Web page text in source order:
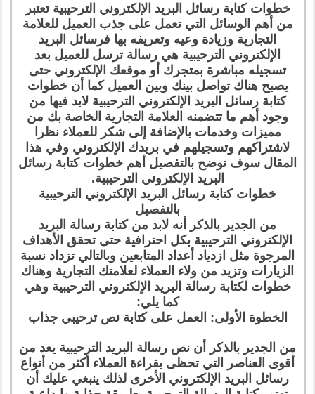
خطوات كتابة رسائل البريد الإلكتروني الترحيبية تعتبر
من أهم الوسائل التي تعمل على جذب العميل للعلامة
التجارية وزيادة وعيه وتعريفه بها فرسائل البريد
الإلكتروني الترحيبية هي رسالة ترسل للعميل بعد
تسجيله مباشرة بمتجرك أو موقعك الإلكتروني حتى
يصبح هناك تواصل بينك وبين العميل كما أن خطوات
كتابة رسائل البريد الإلكتروني الترحيبية لابد فيها من
وجود أهم ما تتضمنه العلامة التجارية الخاصة بك من
مميزات وخدمات بالإضافة إلى شكر للعملاء نظرا
لاشتراكهم وتسجيلهم في بريدك الإلكتروني وفي هذا
المقال سوف نوضح بالتفصيل أهم خطوات كتابة رسائل
البريد الإلكتروني الترحيبية.
خطوات كتابة رسائل البريد الإلكتروني الترحيبية
بالتفصيل
من الجدير بالذكر أنه لابد من كتابة رسالة البريد
الإلكتروني الترحيبية بكل احترافية حتى تحقق الأهداف
المرجوة مثل ازدياد أعداد المتابعين وبالتالي تزداد نسبة
الزيارات وتزيد من ولاء العملاء لعلامتك التجارية وهناك
خطوات لكتابة رسالة البريد الإلكتروني الترحيبية وهي
كما يلي:
الخطوة الأولى: العمل على كتابة نص ترحيبي جذاب
من الجدير بالذكر أن نص رسالة البريد الترحيبية يعد من
أقوى العناصر التي تحظى بقراءة العملاء أكثر من أنواع
رسائل البريد الإلكتروني الأخرى لذلك ينبغي عليك أن